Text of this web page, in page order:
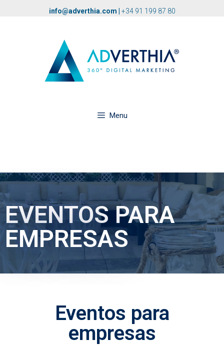
info@adverthia.com +34 91 199 87 80
Menu
EVENTOS PARA
EMPRESAS
Eventos para
empresas